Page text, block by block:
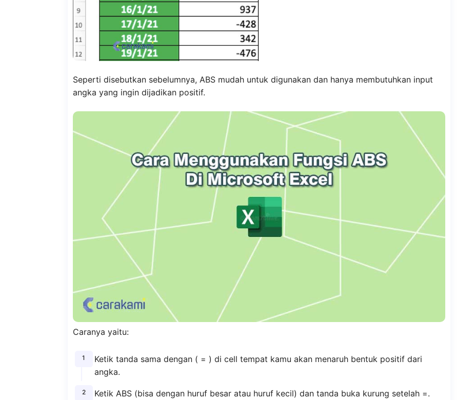
Seperti disebutkan sebelumnya, ABS mudah untuk digunakan dan hanya membutuhkan input
angka yang ingin dijadikan positif.
Caranya yaitu:
Ketik tanda sama dengan ( = ) di cell tempat kamu akan menaruh bentuk positif dari
angka.
Ketik ABS (bisa dengan huruf besar atau huruf kecil) dan tanda buka kurung setelah =.